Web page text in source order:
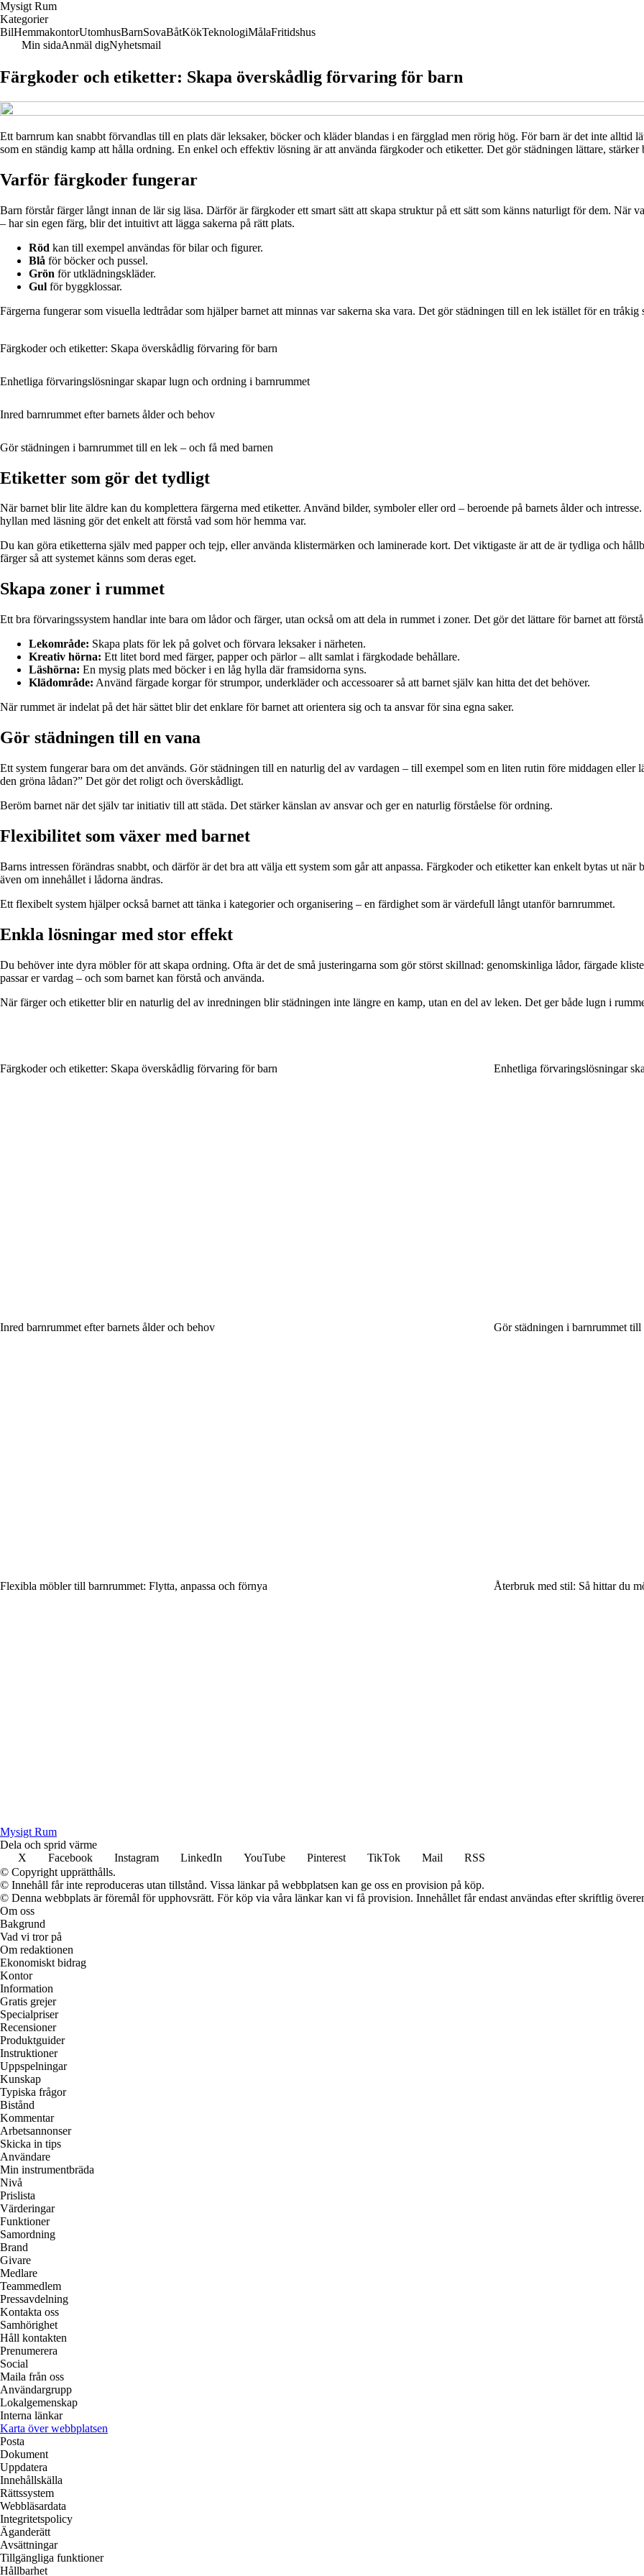
Mysigt Rum
Kategorier
BilHemmakontorUtomhusBarnSovaBåtKökTeknologiMålaFritidshus
Min sidaAnmäl digNyhetsmail
Färgkoder och etiketter: Skapa överskådlig förvaring för barn
Ett barnrum kan snabbt förvandlas till en plats där leksaker, böcker och kläder blandas i en färgglad men rörig hög. För barn är det inte alltid
som en ständig kamp att hålla ordning. En enkel och effektiv lösning är att använda färgkoder och etiketter. Det gör städningen lättare,
Varför färgkoder fungerar
Barn förstår färger långt innan de lär sig läsa. Därför är färgkoder ett smart sätt att skapa struktur på ett sätt som känns naturligt för dem. När
– har sin egen färg, blir det intuitivt att lägga sakerna på rätt plats.
Röd kan till exempel användas för bilar och figurer.
Blå för böcker och pussel.
Grön för utklädningskläder.
Gul för byggklossar.
Färgerna fungerar som visuella ledtrådar som hjälper barnet att minnas var sakerna ska vara. Det gör städningen till en lek istället för en tråkig
Färgkoder och etiketter: Skapa överskådlig förvaring för barn
Enhetliga förvaringslösningar skapar lugn och ordning i barnrummet
Inred barnrummet efter barnets ålder och behov
Gör städningen i barnrummet till en lek – och få med barnen
Etiketter som gör det tydligt
När barnet blir lite äldre kan du komplettera färgerna med etiketter. Använd bilder, symboler eller ord – beroende på barnets ålder och
hyllan med läsning gör det enkelt att förstå vad som hör hemma var.
Du kan göra etiketterna själv med papper och tejp, eller använda klistermärken och laminerade kort. Det viktigaste är att de är tydliga och
färger så att systemet känns som deras eget.
Skapa zoner i rummet
Ett bra förvaringssystem handlar inte bara om lådor och färger, utan också om att dela in rummet i zoner. Det gör det lättare för barnet att
Lekområde: Skapa plats för lek på golvet och förvara leksaker i närheten.
Kreativ hörna: Ett litet bord med färger, papper och pärlor – allt samlat i färgkodade behållare.
Läshörna: En mysig plats med böcker i en låg hylla där framsidorna syns.
Klädområde: Använd färgade korgar för strumpor, underkläder och accessoarer så att barnet själv kan hitta det det behöver.
När rummet är indelat på det här sättet blir det enklare för barnet att orientera sig och ta ansvar för sina egna saker.
Gör städningen till en vana
Ett system fungerar bara om det används. Gör städningen till en naturlig del av vardagen – till exempel som en liten rutin före middagen
den gröna lådan?” Det gör det roligt och överskådligt.
Beröm barnet när det själv tar initiativ till att städa. Det stärker känslan av ansvar och ger en naturlig förståelse för ordning.
Flexibilitet som växer med barnet
Barns intressen förändras snabbt, och därför är det bra att välja ett system som går att anpassa. Färgkoder och etiketter kan enkelt bytas ut
även om innehållet i lådorna ändras.
Ett flexibelt system hjälper också barnet att tänka i kategorier och organisering – en färdighet som är värdefull långt utanför barnrummet.
Enkla lösningar med stor effekt
Du behöver inte dyra möbler för att skapa ordning. Ofta är det de små justeringarna som gör störst skillnad: genomskinliga lådor, färgade
passar er vardag – och som barnet kan förstå och använda.
När färger och etiketter blir en naturlig del av inredningen blir städningen inte längre en kamp, utan en del av leken. Det ger både lugn i
Färgkoder och etiketter: Skapa överskådlig förvaring för barn Enhetliga förvaringslösningar
Inred barnrummet efter barnets ålder och behov Gör städningen i barnrummet
Flexibla möbler till barnrummet: Flytta, anpassa och förnya Återbruk med stil: Så hittar du
Mysigt Rum
Dela och sprid värme
X
Facebook Instagram LinkedIn YouTube Pinterest TikTok Mail
RSS
© Copyright upprätthålls.
© Innehåll får inte reproduceras utan tillstånd. Vissa länkar på webbplatsen kan ge oss en provision på köp.
© Denna webbplats är föremål för upphovsrätt. För köp via våra länkar kan vi få provision. Innehållet får endast användas efter skriftlig
Om oss
Bakgrund
Vad vi tror på
Om redaktionen
Ekonomiskt bidrag
Kontor
Information
Gratis grejer
Specialpriser
Recensioner
Produktguider
Instruktioner
Uppspelningar
Kunskap
Typiska frågor
Bistånd
Kommentar
Arbetsannonser
Skicka in tips
Användare
Min instrumentbräda
Nivå
Prislista
Värderingar
Funktioner
Samordning
Brand
Givare
Medlare
Teammedlem
Pressavdelning
Kontakta oss
Samhörighet
Håll kontakten
Prenumerera
Social
Maila från oss
Användargrupp
Lokalgemenskap
Interna länkar
Karta över webbplatsen
Posta
Dokument
Uppdatera
Innehållskälla
Rättssystem
Webbläsardata
Integritetspolicy
Äganderätt
Avsättningar
Tillgängliga funktioner
Hållbarhet